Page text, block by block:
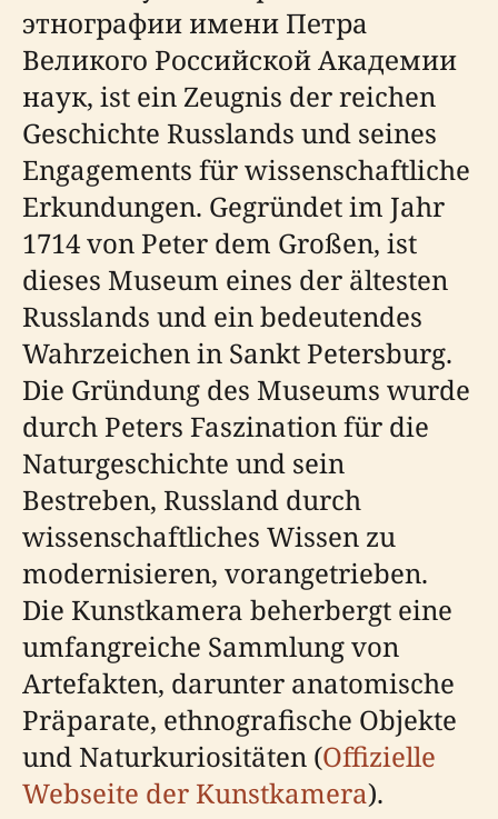
этнографии имени Петра
Великого Российской Академии
наук, ist ein Zeugnis der reichen
Geschichte Russlands und seines
Engagements für wissenschaftliche
Erkundungen. Gegründet im Jahr
1714 von Peter dem Großen, ist
dieses Museum eines der ältesten
Russlands und ein bedeutendes
Wahrzeichen in Sankt Petersburg.
Die Gründung des Museums wurde
durch Peters Faszination für die
Naturgeschichte und sein
Bestreben, Russland durch
wissenschaftliches Wissen zu
modernisieren, vorangetrieben.
Die Kunstkamera beherbergt eine
umfangreiche Sammlung von
Artefakten, darunter anatomische
Präparate, ethnografische Objekte
und Naturkuriositäten (Offizielle
Webseite der Kunstkamera).